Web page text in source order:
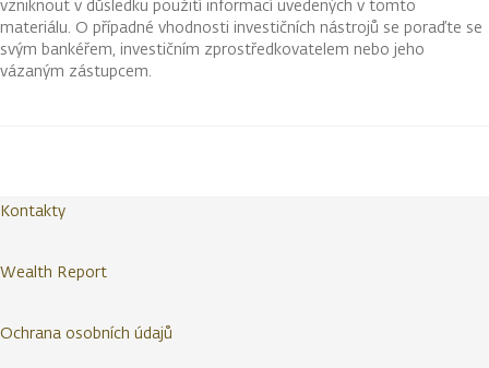
vzniknout v důsledku použití informací uvedených v tomto
materiálu. O případné vhodnosti investičních nástrojů se poraďte se
svým bankéřem, investičním zprostředkovatelem nebo jeho
vázaným zástupcem.
Kontakty
Wealth Report
Ochrana osobních údajů